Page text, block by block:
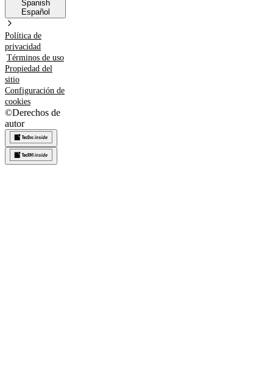
Spanish
Español
Política de
privacidad
Términos de uso
Propiedad del
sitio
Configuración de
cookies
©Derechos de
autor